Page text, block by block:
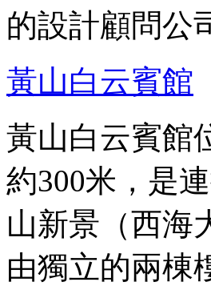
的設計顧問公
黃山白云賓館
黃山白云賓館
約300米，是
山新景（西海
由獨立的兩棟